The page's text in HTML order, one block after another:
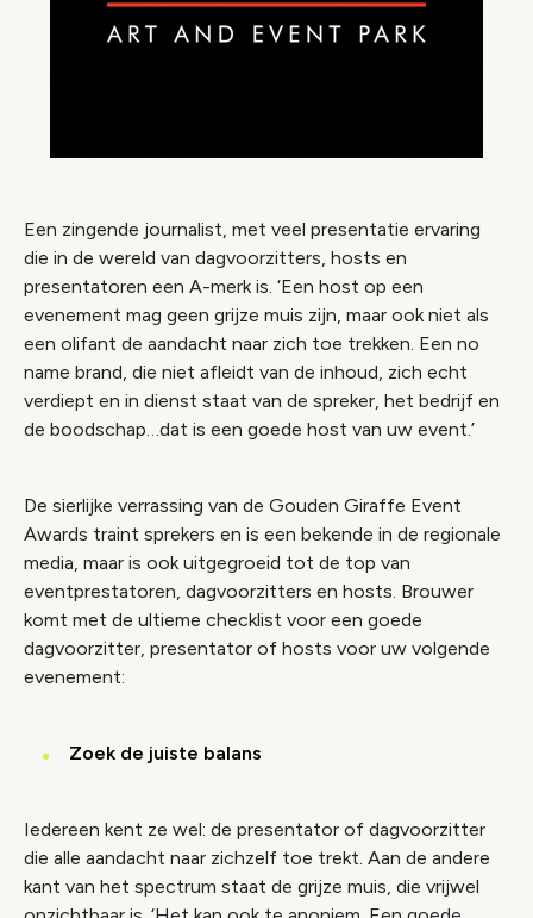
Een zingende journalist, met veel presentatie ervaring
die in de wereld van dagvoorzitters, hosts en
presentatoren een A-merk is. ‘Een host op een
evenement mag geen grijze muis zijn, maar ook niet als
een olifant de aandacht naar zich toe trekken. Een no
name brand, die niet afleidt van de inhoud, zich echt
verdiept en in dienst staat van de spreker, het bedrijf en
de boodschap…dat is een goede host van uw event.’
De sierlijke verrassing van de Gouden Giraffe Event
Awards traint sprekers en is een bekende in de regionale
media, maar is ook uitgegroeid tot de top van
eventprestatoren, dagvoorzitters en hosts. Brouwer
komt met de ultieme checklist voor een goede
dagvoorzitter, presentator of hosts voor uw volgende
evenement:
Zoek de juiste balans
Iedereen kent ze wel: de presentator of dagvoorzitter
die alle aandacht naar zichzelf toe trekt. Aan de andere
kant van het spectrum staat de grijze muis, die vrijwel